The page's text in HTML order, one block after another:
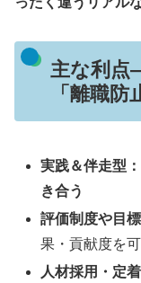
主な利点
「離職
実践＆伴走型
き合う
評価制度や目
果・貢献度を
人材採用・定